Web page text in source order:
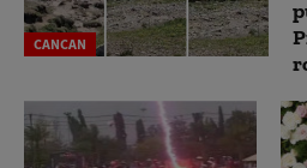
CANCAN